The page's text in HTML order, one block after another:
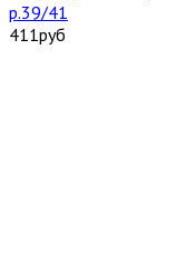
р.39/41
411руб